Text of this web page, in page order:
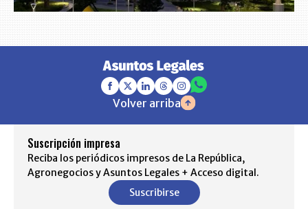
Volver arriba
Suscripción impresa
Reciba los periódicos impresos de La República,
Agronegocios y Asuntos Legales + Acceso digital.
Suscribirse